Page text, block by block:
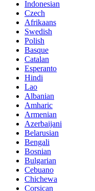
Indonesian
Czech
Afrikaans
Swedish
Polish
Basque
Catalan
Esperanto
Hindi
Lao
Albanian
Amharic
Armenian
Azerbaijani
Belarusian
Bengali
Bosnian
Bulgarian
Cebuano
Chichewa
Corsican